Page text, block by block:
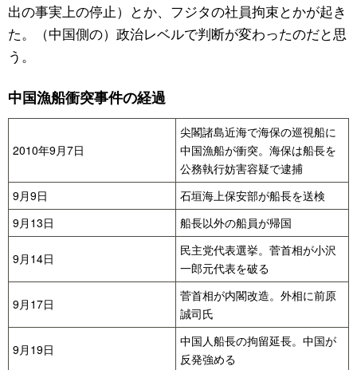
出の事実上の停止）とか、フジタの社員拘束とかが起き
た。（中国側の）政治レベルで判断が変わったのだと思
う。
中国漁船衝突事件の経過
2010年9月7日
尖閣諸島近海で海保の巡視船に
中国漁船が衝突。海保は船長を
公務執行妨害容疑で逮捕
9月9日
石垣海上保安部が船長を送検
9月13日
船長以外の船員が帰国
9月14日
民主党代表選挙。菅首相が小沢
一郎元代表を破る
9月17日
菅首相が内閣改造。外相に前原
誠司氏
9月19日
中国人船長の拘留延長。中国が
反発強める